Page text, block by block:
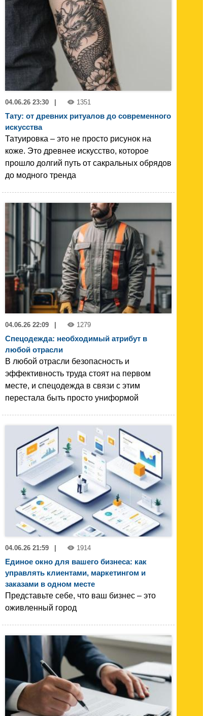
04.06.26 23:30 | 1351
Тату: от древних ритуалов до современного
искусства
Татуировка – это не просто рисунок на
коже. Это древнее искусство, которое
прошло долгий путь от сакральных обрядов
до модного тренда
04.06.26 22:09 1279
Спецодежда: необходимый атрибут в
любой отрасли
В любой отрасли безопасность и
эффективность труда стоят на первом
месте, и спецодежда в связи с этим
перестала быть просто униформой
04.06.26 21:59 1914
Единое окно для вашего бизнеса: как
управлять клиентами, маркетингом и
заказами в одном месте
Представьте себе, что ваш бизнес – это
оживленный город